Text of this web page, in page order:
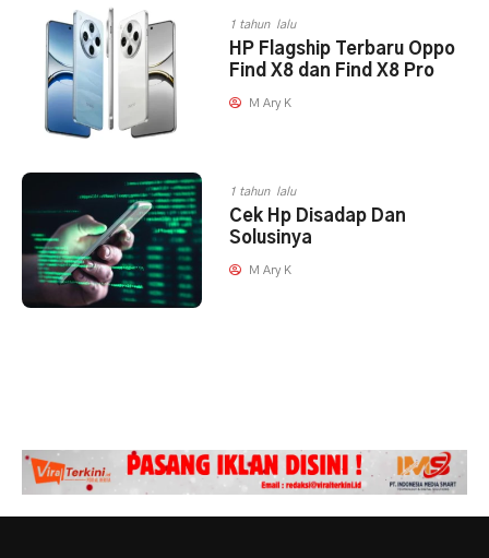
1 tahun lalu
HP Flagship Terbaru Oppo
Find X8 dan Find X8 Pro
M Ary K
1 tahun lalu
Cek Hp Disadap Dan
Solusinya
M Ary K